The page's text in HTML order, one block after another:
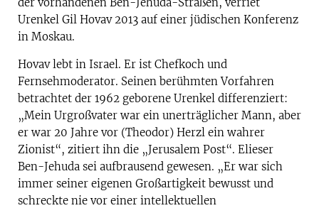
Urenkel Gil Hovav 2013 auf einer jüdischen Konferenz
in Moskau.
Hovav lebt in Israel. Er ist Chefkoch und
Fernsehmoderator. Seinen berühmten Vorfahren
betrachtet der 1962 geborene Urenkel differenziert:
„Mein Urgroßvater war ein unerträglicher Mann, aber
er war 20 Jahre vor (Theodor) Herzl ein wahrer
Zionist“, zitiert ihn die „Jerusalem Post“. Elieser
Ben-Jehuda sei aufbrausend gewesen. „Er war sich
immer seiner eigenen Großartigkeit bewusst und
schreckte nie vor einer intellektuellen